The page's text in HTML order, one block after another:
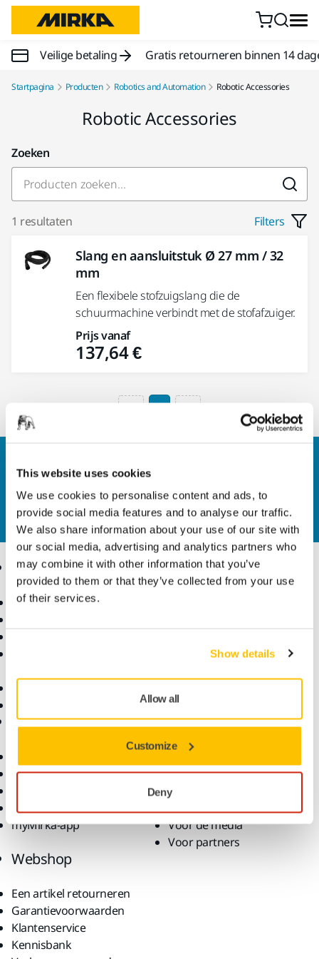
This website uses cookies
We use cookies to personalise content and ads, to
provide social media features and to analyse our traffic.
We also share information about your use of our site with
our social media, advertising and analytics partners who
may combine it with other information that you’ve
provided to them or that they’ve collected from your use
of their services.
Show details
Allow all
Customize
Deny
Doorgaan naar inhoud
Veilige betaling Gratis retourneren binnen 14
Startpagina Producten Robotics and Automation Robotic Accessories
Robotic Accessories
Zoeken
1 resultaten Filters
Slang en aansluitstuk Ø 27 mm / 32
mm
Een flexibele stofzuigslang die de
schuurmachine verbindt met de stofafzuiger.
Prijs vanaf
137,64 €
1
Wilt u meer weten?Neem contact met ons op.
deskundige ondersteuningsteam beantwoordt
graag al uw vragen.
Producten
Power tools
Knowhow
Ondersteuning
Garantievoorwaarden
Helpcentrum
myMirka-app
Bedrijf
Over ons
Contact
Nieuws
Vacatures
Voor de media
Voor partners
Webshop
Een artikel retourneren
Garantievoorwaarden
Klantenservice
Kennisbank